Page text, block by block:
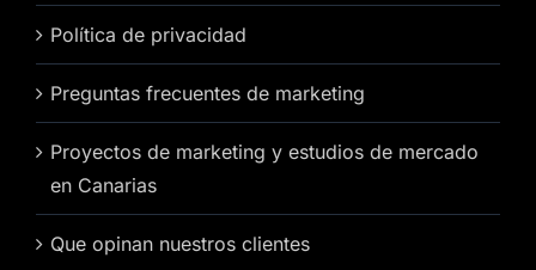
Política de privacidad
Preguntas frecuentes de marketing
Proyectos de marketing y estudios de mercado
en Canarias
Que opinan nuestros clientes